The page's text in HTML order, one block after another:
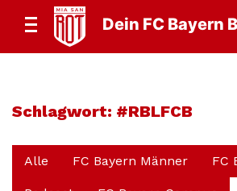
Dein FC Bayern
Schlagwort: #RBLFCB
Alle FC Bayern Männer FC